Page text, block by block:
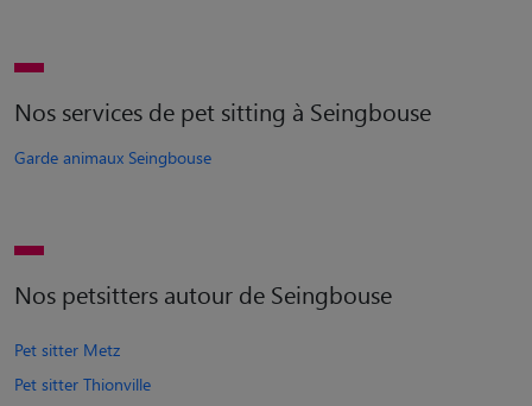
Nos services de pet sitting à Seingbouse
Garde animaux Seingbouse
Nos petsitters autour de Seingbouse
Pet sitter Metz
Pet sitter Thionville